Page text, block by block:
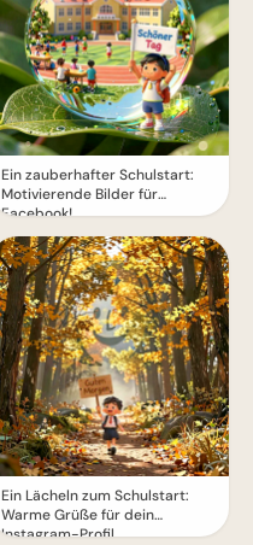
Ein zauberhafter Schulstart:
Motivierende Bilder für
Facebook!
Ein Lächeln zum Schulstart:
Warme Grüße für dein
Instagram-Profil